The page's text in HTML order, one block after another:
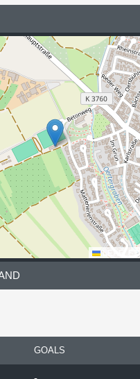
LEAFLET
GOALS